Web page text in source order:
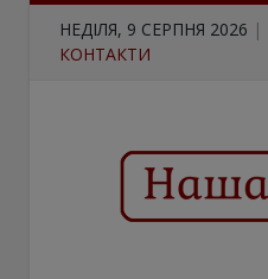
НЕДІЛЯ, 9 СЕРПНЯ 2026 |
КОНТАКТИ